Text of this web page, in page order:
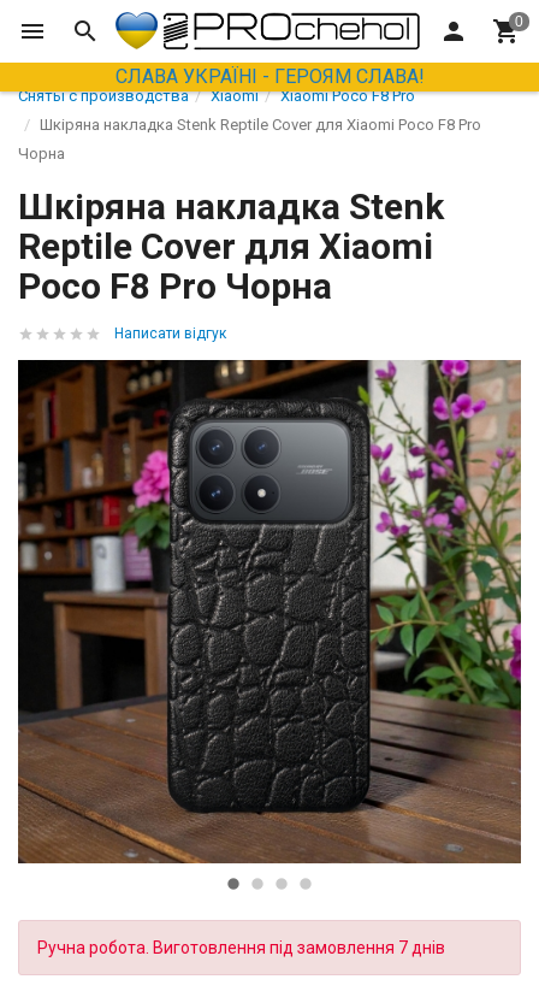
СЛАВА УКРАЇНІ - ГЕРОЯМ СЛАВА!
Сняты с производства Xiaomi
Xiaomi Poco F8 Pro
Шкіряна накладка Stenk Reptile Cover для Xiaomi Poco F8 Pro
Чорна
Шкіряна накладка Stenk
Reptile Cover для Xiaomi
Poco F8 Pro Чорна
Написати відгук
Ручна робота. Виготовлення під замовлення 7 днів